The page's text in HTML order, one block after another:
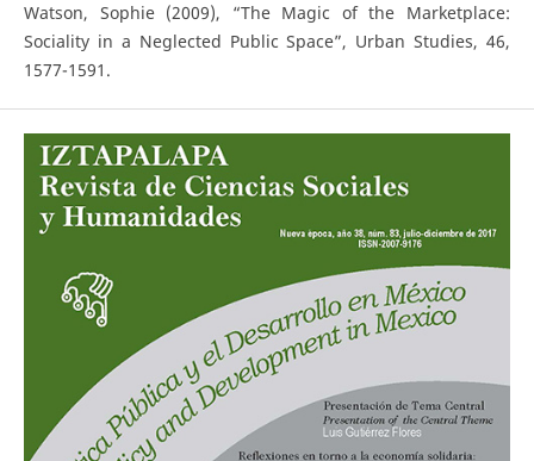
Watson, Sophie (2009), “The Magic of the Marketplace:
Sociality in a Neglected Public Space”, Urban Studies, 46,
1577-1591.